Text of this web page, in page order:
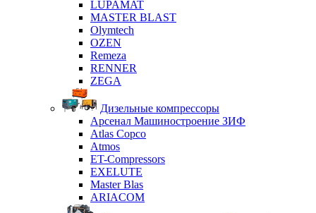
LUPAMAT
MASTER BLAST
Olymtech
OZEN
Remeza
RENNER
ZEGA
Дизельные компрессоры
Арсенал Машиностроение ЗИФ
Atlas Copco
Atmos
ET-Compressors
EXELUTE
Master Blas
ARIACOM